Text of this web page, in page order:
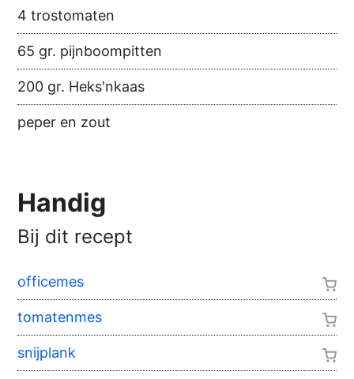
4 trostomaten
65 gr. pijnboompitten
200 gr. Heks'nkaas
peper en zout
Handig
Bij dit recept
officemes
tomatenmes
snijplank